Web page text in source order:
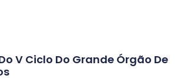
V Ciclo Do Grande Órgão De